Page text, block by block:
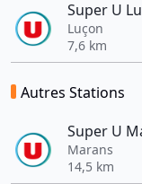
Super U
Luçon
7,6 km
Autres Stations
Super U
Marans
14,5 km